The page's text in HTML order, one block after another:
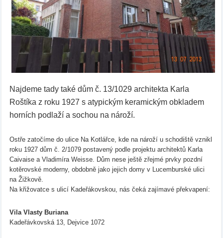
Najdeme tady také dům č. 13/1029 architekta Karla
Roštíka z roku 1927 s atypickým keramickým obkladem
horních podlaží a sochou na nároží.
Ostře zatočíme do ulice Na Kotlářce, kde na nároží u schodiště vznikl
roku 1927 dům č. 2/1079 postavený podle projektu architektů Karla
Caivaise a Vladimíra Weisse. Dům nese ještě zřejmé prvky pozdní
kotěrovské moderny, obdobně jako jejich domy v Lucemburské ulici
na Žižkově.
Na křižovatce s ulicí Kadeřákovskou, nás čeká zajímavé překvapení:
Vila Vlasty Buriana
Kadeřávkovská 13, Dejvice 1072